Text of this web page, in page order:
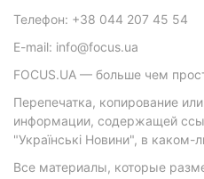
Телефон: +38 044 207 45 54
E-mail: info@focus.ua
FOCUS.UA — больше чем
Перепечатка, копирование
информации, содержащей
"Українські Новини", в
Все материалы, которые